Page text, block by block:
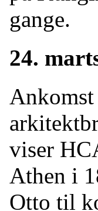
gange.
24.
viser
Athen i
Otto til